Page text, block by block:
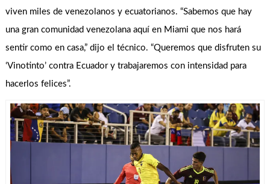
viven miles de venezolanos y ecuatorianos. “Sabemos que hay
una gran comunidad venezolana aquí en Miami que nos hará
sentir como en casa,” dijo el técnico. “Queremos que disfruten su
‘Vinotinto’ contra Ecuador y trabajaremos con intensidad para
hacerlos felices”.